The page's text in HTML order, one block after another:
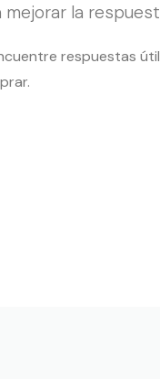
la
respuestas